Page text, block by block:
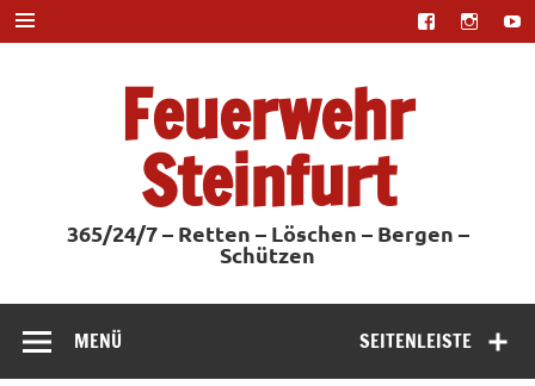
Zum
Inhalt
springen
Feuerwehr
Steinfurt
365/24/7 – Retten – Löschen – Bergen –
Schützen
SEITENLEISTE
MENÜ